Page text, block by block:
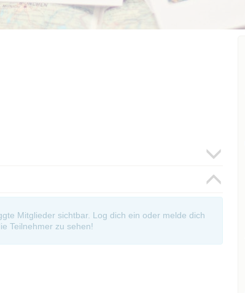
Mitglieder sichtbar. Log dich ein oder melde dich
Teilnehmer zu sehen!